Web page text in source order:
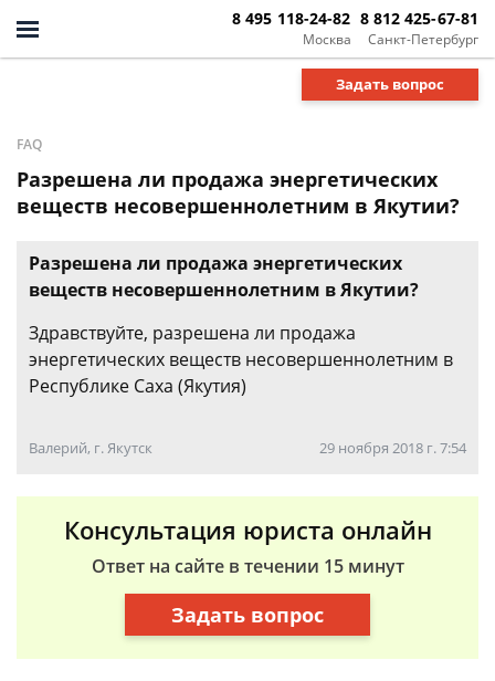
Москва
8 495 118-24-82
Санкт-Петербург
8 812 425-67-81
Задать вопрос
FAQ
Разрешена ли продажа энергетических
веществ несовершеннолетним в Якутии?
Разрешена ли продажа энергетических
веществ несовершеннолетним в Якутии?
Здравствуйте, разрешена ли продажа
энергетических веществ несовершеннолетним в
Республике Саха (Якутия)
Валерий, г. Якутск 29 ноября 2018 г. 7:54
Консультация юриста онлайн
Ответ на сайте в течении 15 минут
Задать вопрос